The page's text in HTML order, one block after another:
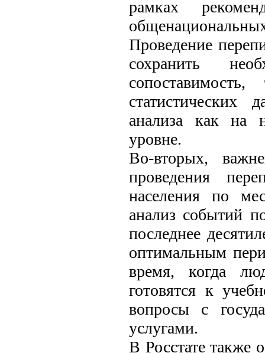
рамках
Проведение
сохранить
статистических
анализа как на
уровне.
Во-вторых,
проведения
населения по
анализ событий
последнее
оптимальным
время, когда
готовятся к
вопросы с
услугами.
В Росстате также